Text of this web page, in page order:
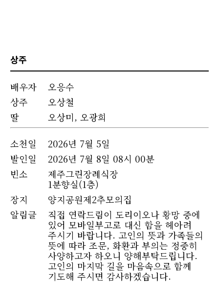
상주
배우자
오응수
상주
오상철
딸
오상미, 오광희
소천일
2026년 7월 5일
발인일
2026년 7월 8일 08시 00분
빈소
제주그린장례식장
1분향실(1층)
장지
양지공원제2추모의집
알림글
직접 연락드림이 도리이오나 황망 중에
있어 모바일부고로 대신 함을 헤아려
주시기 바랍니다. 고인의 뜻과 가족들의
뜻에 따라 조문, 화환과 부의는 정중히
사양하고자 하오니 양해부탁드립니다.
고인의 마지막 길을 마음속으로 함께
기도해 주시면 감사하겠습니다.